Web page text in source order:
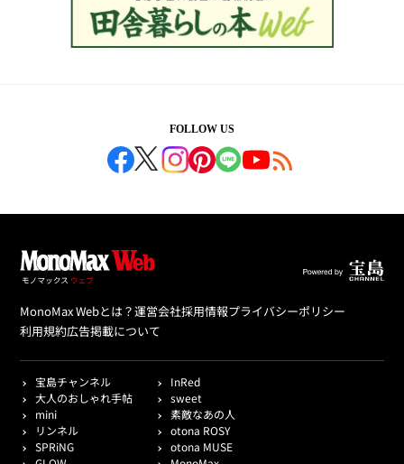
FOLLOW US
MonoMax Webとは？運営会社採用情報プライバシーポリシー
利用規約広告掲載について
宝島チャンネル
InRed
大人のおしゃれ手帖
sweet
mini
素敵なあの人
リンネル
otona ROSY
SPRiNG
otona MUSE